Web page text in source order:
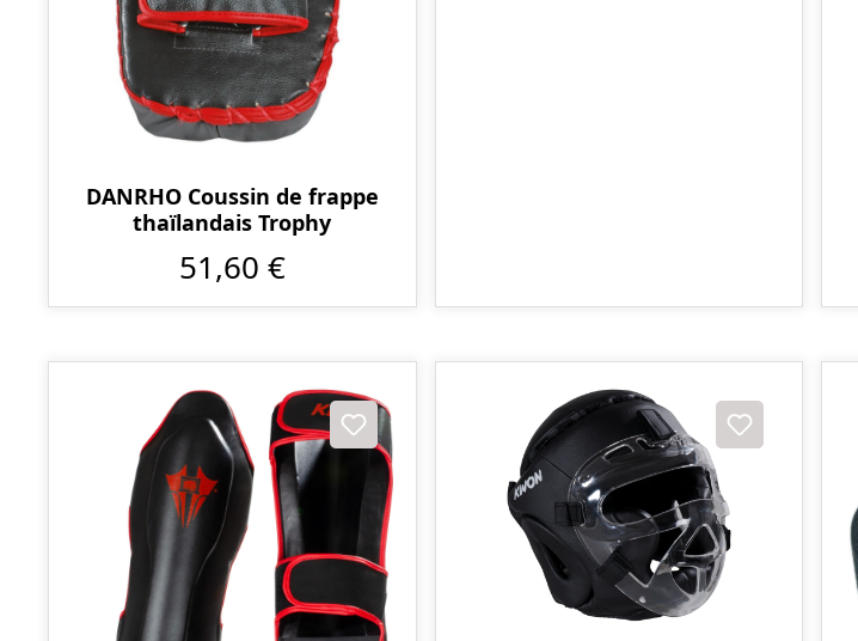
DANRHO Coussin de frappe
thaïlandais Trophy
51,60 €